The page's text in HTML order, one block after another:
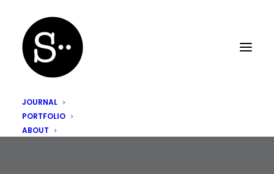
JOURNAL
PORTFOLIO
ABOUT